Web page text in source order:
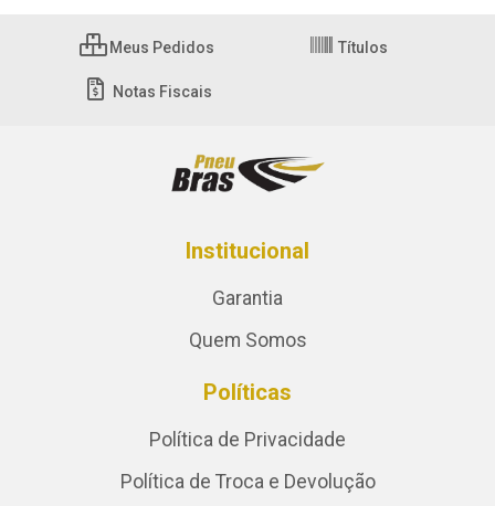
Meus Pedidos Títulos
Notas Fiscais
Institucional
Garantia
Quem Somos
Políticas
Política de Privacidade
Política de Troca e Devolução